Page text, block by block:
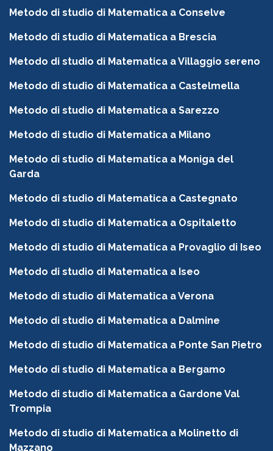
Metodo di studio di Matematica a Conselve
Metodo di studio di Matematica a Brescia
Metodo di studio di Matematica a Villaggio sereno
Metodo di studio di Matematica a Castelmella
Metodo di studio di Matematica a Sarezzo
Metodo di studio di Matematica a Milano
Metodo di studio di Matematica a Moniga del
Garda
Metodo di studio di Matematica a Castegnato
Metodo di studio di Matematica a Ospitaletto
Metodo di studio di Matematica a Provaglio di Iseo
Metodo di studio di Matematica a Iseo
Metodo di studio di Matematica a Verona
Metodo di studio di Matematica a Dalmine
Metodo di studio di Matematica a Ponte San Pietro
Metodo di studio di Matematica a Bergamo
Metodo di studio di Matematica a Gardone Val
Trompia
Metodo di studio di Matematica a Molinetto di
Mazzano